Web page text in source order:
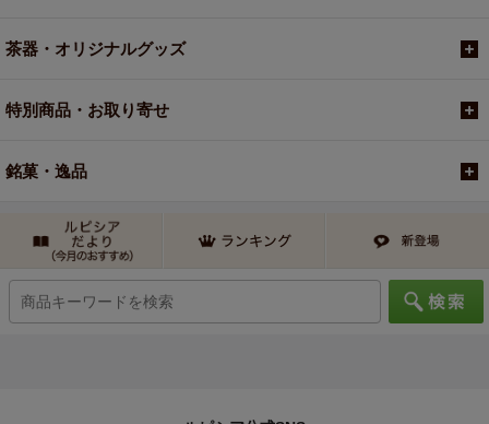
茶器・オリジナルグッズ
特別商品・お取り寄せ
銘菓・逸品